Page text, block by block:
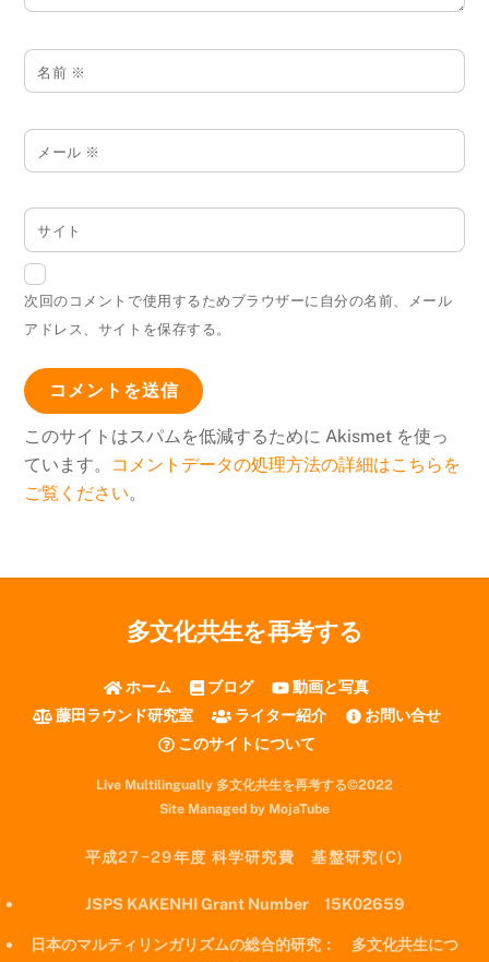
名前 ※
メール ※
サイト
次回のコメントで使用するためブラウザーに自分の名前、メール
アドレス、サイトを保存する。
このサイトはスパムを低減するために Akismet を使っ
ています。 コメントデータの処理方法の詳細はこちらを
ご覧ください。
多文化共生を再考する
ホーム ブログ
動画と写真
藤田ラウンド研究室
ライター紹介
お問い合せ
このサイトについて
Live Multilingually 多文化共生を再考する©2022
Site Managed by MojaTube
平成27−29年度 科学研究費 基盤研究(C)
JSPS KAKENHI Grant Number 15K02659
日本のマルティリンガリズムの総合的研究： 多文化共生につ